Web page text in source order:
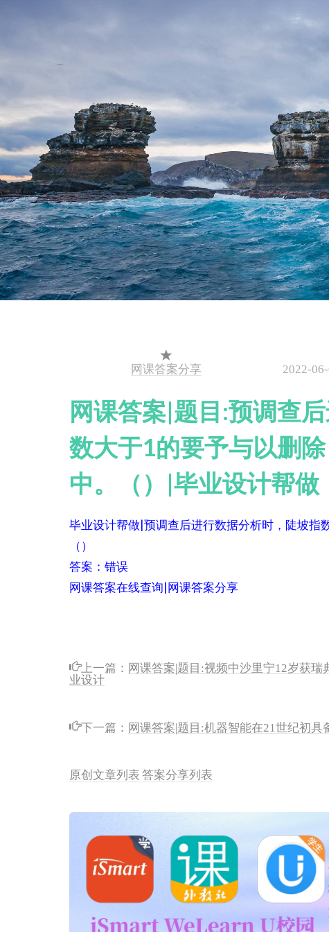
网课答案分享 2022-
网课答案|题目:预调查
数大于1的要予与以删
中。（）|毕业设计帮做
毕业设计帮做|预调查后进行数据分析时，陡坡指
（）
答案：错误
网课答案在线查询|网课答案分享
上一篇： 网课答案|题目:视频中沙里宁12岁获
业设计
下一篇： 网课答案|题目:机器智能在21世纪初
原创文章列表答案分享列表